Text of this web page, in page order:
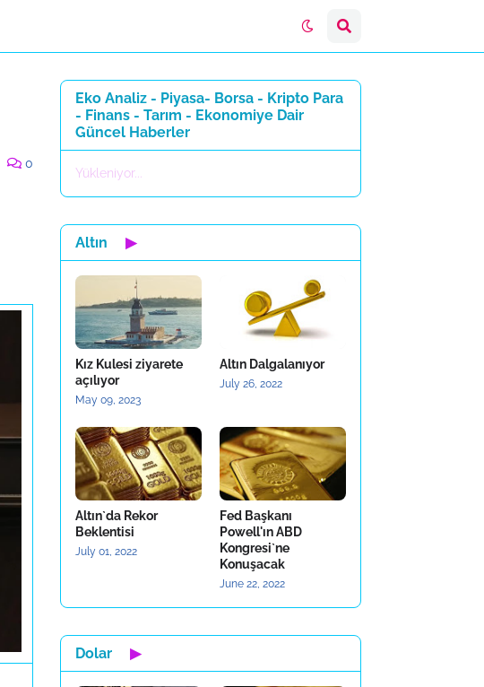
0
Eko Analiz - Piyasa- Borsa - Kripto Para
- Finans - Tarım - Ekonomiye Dair
Güncel Haberler
Yükleniyor...
Altın ▶
Kız Kulesi ziyarete
açılıyor
May 09, 2023
Altın Dalgalanıyor
July 26, 2022
Altın`da Rekor
Beklentisi
July 01, 2022
Fed Başkanı
Powell'ın ABD
Kongresi`ne
Konuşacak
June 22, 2022
Dolar ▶